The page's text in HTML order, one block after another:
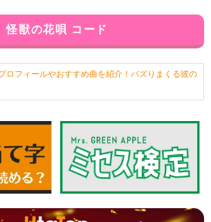
怪獣の花唄 コード
ロフィールやおすすめ曲を紹介！バズりまくる彼の